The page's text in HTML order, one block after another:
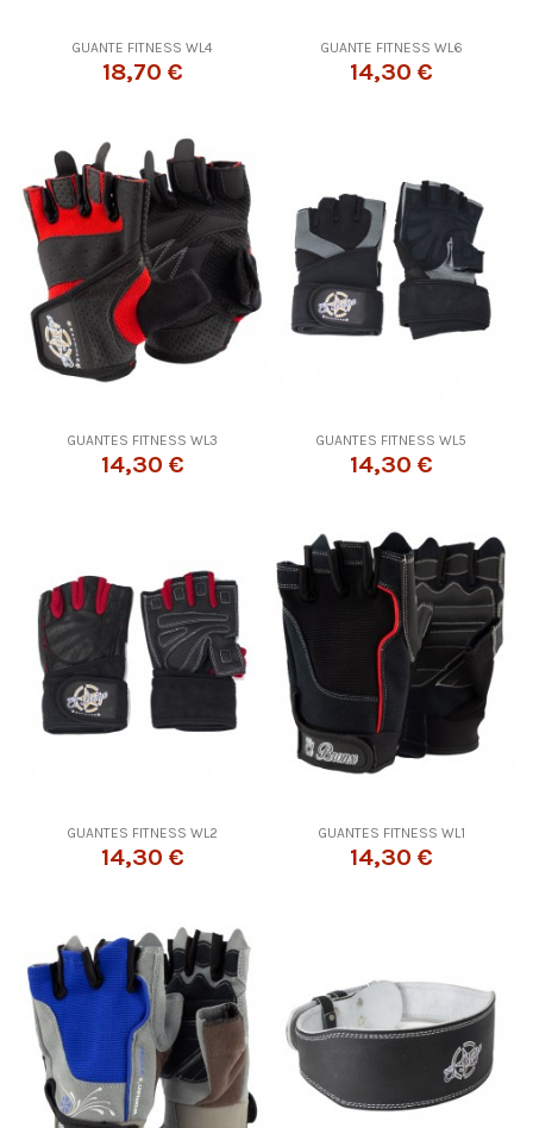
GUANTE FITNESS WL4
18,70 €
GUANTE FITNESS WL6
14,30 €
GUANTES FITNESS WL3
14,30 €
GUANTES FITNESS WL5
14,30 €
GUANTES FITNESS WL2
14,30 €
GUANTES FITNESS WL1
14,30 €